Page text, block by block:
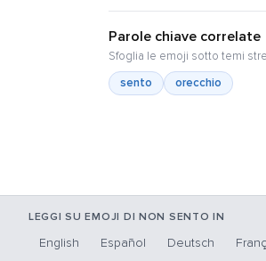
Parole chiave correlate
Sfoglia le emoji sotto temi
sento
orecchio
LEGGI SU EMOJI DI NON SENTO IN
English Español Deutsch